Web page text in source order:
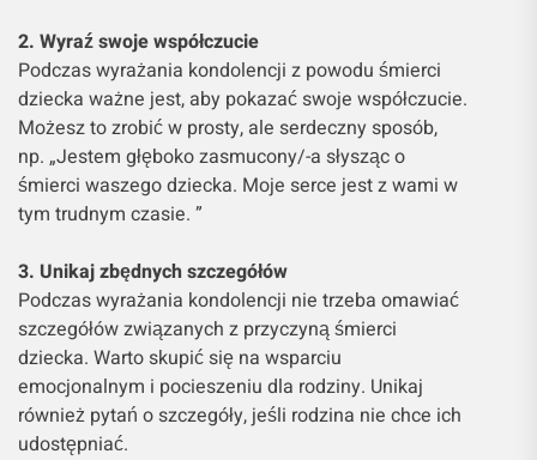
2. Wyraź swoje współczucie
Podczas wyrażania kondolencji z powodu śmierci
dziecka ważne jest, aby pokazać swoje współczucie.
Możesz to zrobić w prosty, ale serdeczny sposób,
np. „Jestem głęboko zasmucony/-a słysząc o
śmierci waszego dziecka. Moje serce jest z wami w
tym trudnym czasie. ”
3. Unikaj zbędnych szczegółów
Podczas wyrażania kondolencji nie trzeba omawiać
szczegółów związanych z przyczyną śmierci
dziecka. Warto skupić się na wsparciu
emocjonalnym i pocieszeniu dla rodziny. Unikaj
również pytań o szczegóły, jeśli rodzina nie chce ich
udostępniać.